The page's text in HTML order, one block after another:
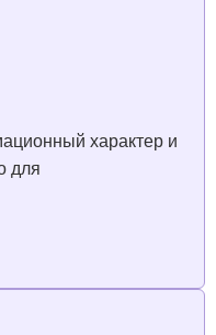
характер и
для